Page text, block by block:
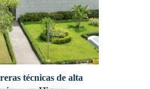
técnicas de alta